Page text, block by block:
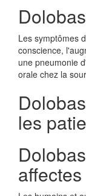
Les symptômes
conscience,
une pneumonie
orale chez la
les
affectes